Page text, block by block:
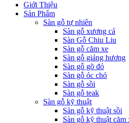
Giới Thiệu
Sản Phẩm
Sàn gỗ tự nhiên
Sàn gỗ xương cá
Sàn Gỗ Chiu Liu
Sàn gỗ căm xe
Sàn gỗ giáng hương
Sàn gỗ gõ đỏ
Sàn gỗ óc chó
Sàn gỗ sồi
Sàn gỗ teak
Sàn gỗ kỹ thuật
Sàn gỗ kỹ thuật sồi
Sàn gỗ kỹ thuật căm